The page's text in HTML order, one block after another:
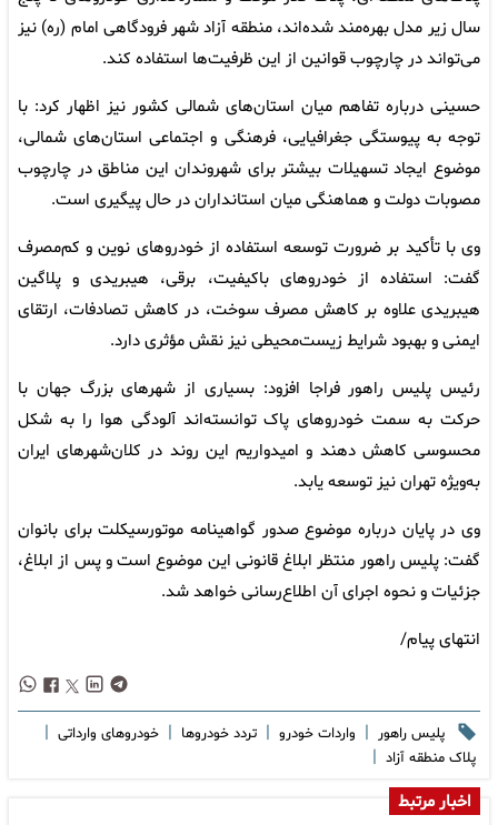
سال زیر مدل بهره‌مند شده‌اند، منطقه آزاد شهر فرودگاهی امام (ره) نیز
می‌تواند در چارچوب قوانین از این ظرفیت‌ها استفاده کند.
حسینی درباره تفاهم میان استان‌های شمالی کشور نیز اظهار کرد: با
توجه به پیوستگی جغرافیایی، فرهنگی و اجتماعی استان‌های شمالی،
موضوع ایجاد تسهیلات بیشتر برای شهروندان این مناطق در چارچوب
مصوبات دولت و هماهنگی میان استانداران در حال پیگیری است.
وی با تأکید بر ضرورت توسعه استفاده از خودرو‌های نوین و کم‌مصرف
گفت: استفاده از خودرو‌های باکیفیت، برقی، هیبریدی و پلاگین
هیبریدی علاوه بر کاهش مصرف سوخت، در کاهش تصادفات، ارتقای
ایمنی و بهبود شرایط زیست‌محیطی نیز نقش مؤثری دارد.
رئیس پلیس راهور فراجا افزود: بسیاری از شهر‌های بزرگ جهان با
حرکت به سمت خودرو‌های پاک توانسته‌اند آلودگی هوا را به شکل
محسوسی کاهش دهند و امیدواریم این روند در کلان‌شهر‌های ایران
به‌ویژه تهران نیز توسعه یابد.
وی در پایان درباره موضوع صدور گواهینامه موتورسیکلت برای بانوان
گفت: پلیس راهور منتظر ابلاغ قانونی این موضوع است و پس از ابلاغ،
جزئیات و نحوه اجرای آن اطلاع‌رسانی خواهد شد.
انتهای پیام/
پلیس راهور | واردات خودرو | تردد خودروها | خودروهای وارداتی |
پلاک منطقه آزاد |
اخبار مرتبط